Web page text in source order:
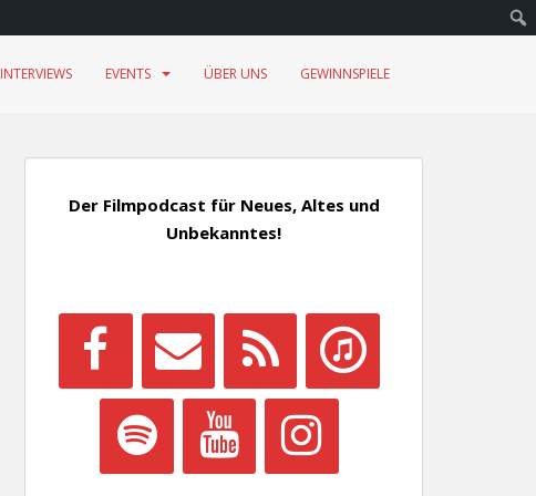
INTERVIEWS EVENTS ÜBER UNS GEWINNSPIELE
Der Filmpodcast für Neues, Altes und
Unbekanntes!